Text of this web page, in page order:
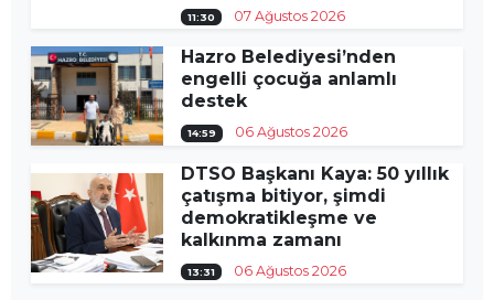
11:30 07 Ağustos 2026
Hazro Belediyesi’nden
engelli çocuğa anlamlı
destek
14:59 06 Ağustos 2026
DTSO Başkanı Kaya: 50 yıllık
çatışma bitiyor, şimdi
demokratikleşme ve
kalkınma zamanı
13:31 06 Ağustos 2026